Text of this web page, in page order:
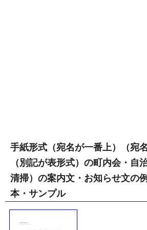
手紙形式（宛名が一番上）（宛
（別記が表形式）の町内会・自
清掃）の案内文・お知らせ文の
本・サンプル